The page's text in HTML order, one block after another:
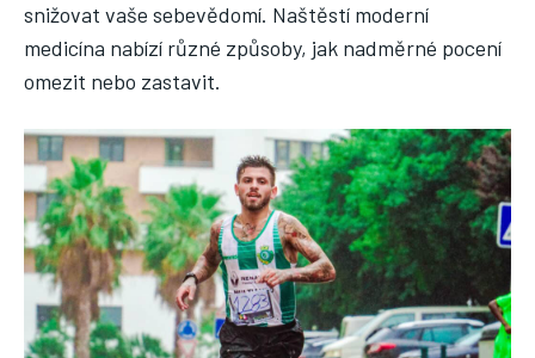
snižovat vaše sebevědomí. Naštěstí moderní
medicína nabízí různé způsoby, jak nadměrné pocení
omezit nebo zastavit.